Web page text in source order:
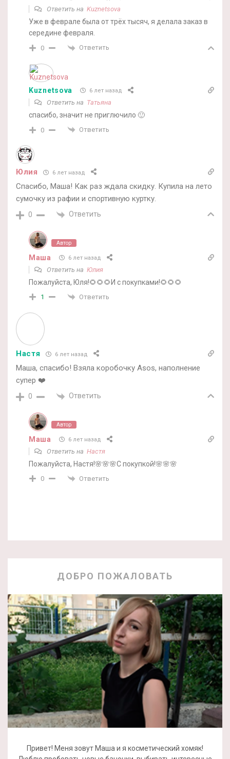
Ответить на Kuznetsova
Уже в феврале была от трёх тысяч, я делала заказ в
середине февраля.
0 Ответить
Kuznetsova 6 лет назад
Ответить на Татьяна
спасибо, значит не приглючило 🙂
0 Ответить
Юлия 6 лет назад
Спасибо, Маша! Как раз ждала скидку. Купила на лето
сумочку из рафии и спортивную куртку.
0 Ответить
Автор
Маша 6 лет назад
Ответить на Юлия
Пожалуйста, Юля!🌻🌻🌻И с покупками!🌻🌻🌻
1 Ответить
Настя 6 лет назад
Маша, спасибо! Взяла коробочку Asos, наполнение
супер ❤️
0 Ответить
Автор
Маша 6 лет назад
Ответить на Настя
Пожалуйста, Настя!🌸🌸🌸С покупкой!🌸🌸🌸
0 Ответить
ДОБРО ПОЖАЛОВАТЬ
Привет! Меня зовут Маша и я косметический хомяк!